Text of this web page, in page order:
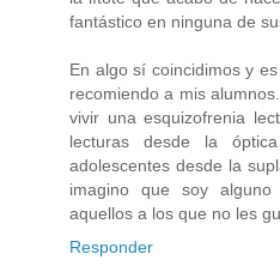
fantástico en ninguna de
En algo sí coincidimos y
recomiendo a mis
vivir una esquizofrenia
lecturas desde la
adolescentes desde la
imagino que soy
aquellos a los que no les
Responder